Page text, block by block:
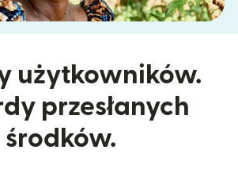
użytkowników.
przesłanych
środków.